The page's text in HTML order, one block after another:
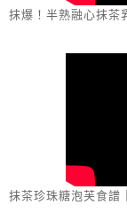
抹爆！半熟融心抹茶
抹茶珍珠糖泡芙食譜